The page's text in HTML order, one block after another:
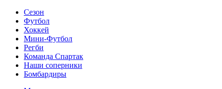
Сезон
Футбол
Хоккей
Мини-Футбол
Регби
Команда Спартак
Наши соперники
Бомбардиры